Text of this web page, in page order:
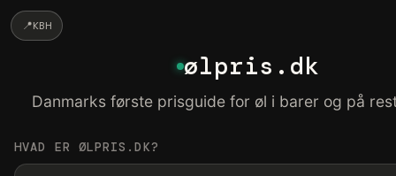
📍KBH
ølpris.dk
Danmarks første prisguide for øl i barer og på
HVAD ER ØLPRIS.DK?